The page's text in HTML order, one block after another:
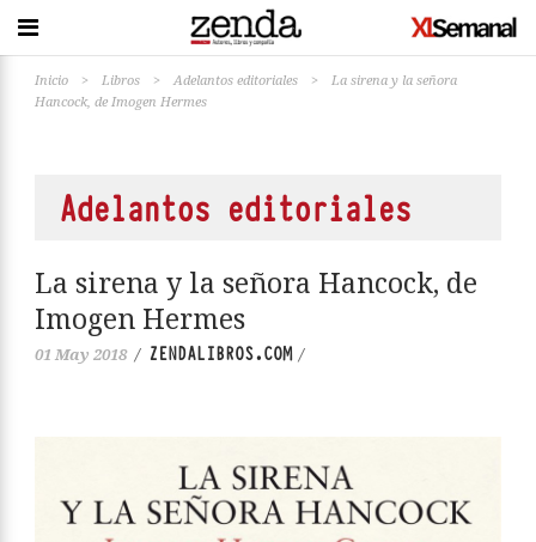
Inicio > Libros > Adelantos editoriales >
La sirena y la señora
Hancock, de Imogen Hermes
Adelantos editoriales
La sirena y la señora Hancock, de
Imogen Hermes
01 May 2018 / ZENDALIBROS.COM/